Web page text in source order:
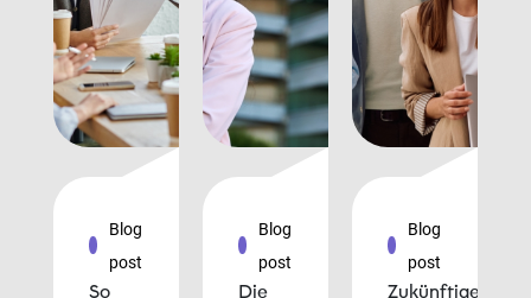
Blog
post
So
Blog
post
Die
Blog
post
Zukünftige